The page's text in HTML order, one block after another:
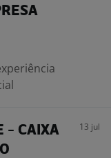
- CAIXA
13 jul